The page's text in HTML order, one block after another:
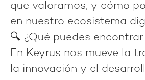
que valoramos, y cómo
en nuestro ecosistema
🔍 ¿Qué puedes
En Keyrus nos mueve la
la innovación y el